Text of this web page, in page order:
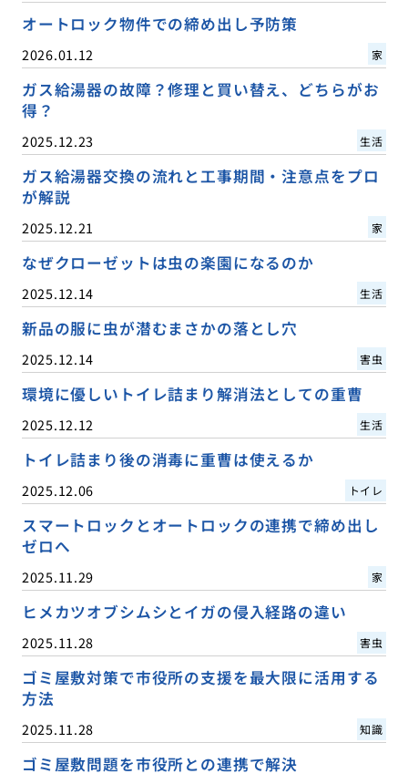
オートロック物件での締め出し予防策
2026.01.12 家
ガス給湯器の故障？修理と買い替え、どちらがお
得？
2025.12.23 生活
ガス給湯器交換の流れと工事期間・注意点をプロ
が解説
2025.12.21 家
なぜクローゼットは虫の楽園になるのか
2025.12.14 生活
新品の服に虫が潜むまさかの落とし穴
2025.12.14 害虫
環境に優しいトイレ詰まり解消法としての重曹
2025.12.12 生活
トイレ詰まり後の消毒に重曹は使えるか
2025.12.06 トイレ
スマートロックとオートロックの連携で締め出し
ゼロへ
2025.11.29 家
ヒメカツオブシムシとイガの侵入経路の違い
2025.11.28 害虫
ゴミ屋敷対策で市役所の支援を最大限に活用する
方法
2025.11.28 知識
ゴミ屋敷問題を市役所との連携で解決